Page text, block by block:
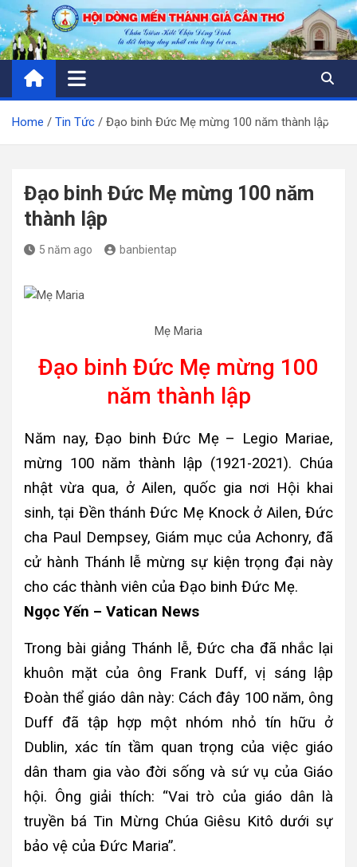
Skip
to
content
Home Tin Tức Đạo binh Đức Mẹ mừng 100 năm thành lập
Đạo binh Đức Mẹ mừng 100 năm
thành lập
5 năm ago banbientap
Mẹ Maria
Đạo binh Đức Mẹ mừng 100
năm thành lập
Năm nay, Đạo binh Đức Mẹ – Legio Mariae,
mừng 100 năm thành lập (1921-2021). Chúa
nhật vừa qua, ở Ailen, quốc gia nơi Hội khai
sinh, tại Đền thánh Đức Mẹ Knock ở Ailen, Đức
cha Paul Dempsey, Giám mục của Achonry, đã
cử hành Thánh lễ mừng sự kiện trọng đại này
cho các thành viên của Đạo binh Đức Mẹ.
Ngọc Yến – Vatican News
Trong bài giảng Thánh lễ, Đức cha đã nhắc lại
khuôn mặt của ông Frank Duff, vị sáng lập
Đoàn thể giáo dân này: Cách đây 100 năm, ông
Duff đã tập hợp một nhóm nhỏ tín hữu ở
Dublin, xác tín tầm quan trọng của việc giáo
dân tham gia vào đời sống và sứ vụ của Giáo
hội. Ông giải thích: “Vai trò của giáo dân là
truyền bá Tin Mừng Chúa Giêsu Kitô dưới sự
bảo vệ của Đức Maria”.